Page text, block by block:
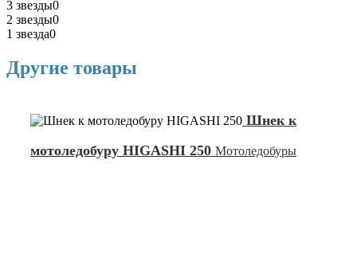
3 звезды0
2 звезды0
1 звезда0
Другие товары
Шнек к
мотоледобуру HIGASHI 250 Мотоледобуры